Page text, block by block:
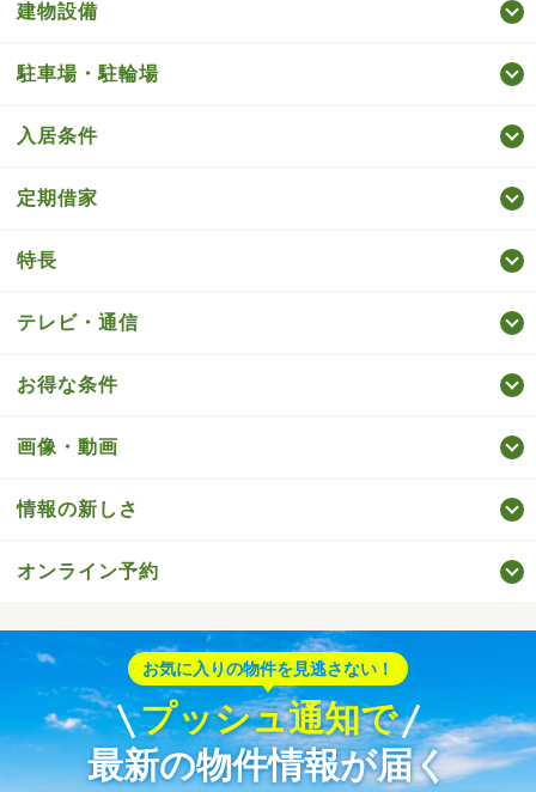
建物設備
駐車場・駐輪場
入居条件
定期借家
特長
テレビ・通信
お得な条件
画像・動画
情報の新しさ
オンライン予約
お気に入りの物件を見逃さない！
プッシュ通知で
最新の物件情報が届く